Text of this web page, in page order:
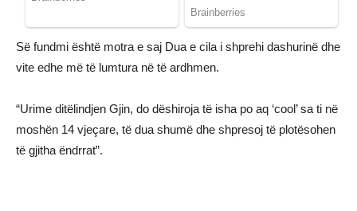
Së fundmi është motra e saj Dua e cila i shprehi dashurinë dhe
vite edhe më të lumtura në të ardhmen.
“Urime ditëlindjen Gjin, do dëshiroja të isha po aq ‘cool’ sa ti në
moshën 14 vjeçare, të dua shumë dhe shpresoj të plotësohen
të gjitha ëndrrat”.